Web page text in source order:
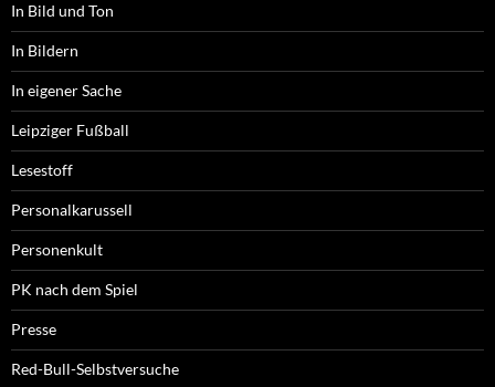
In Bild und Ton
In Bildern
In eigener Sache
Leipziger Fußball
Lesestoff
Personalkarussell
Personenkult
PK nach dem Spiel
Presse
Red-Bull-Selbstversuche